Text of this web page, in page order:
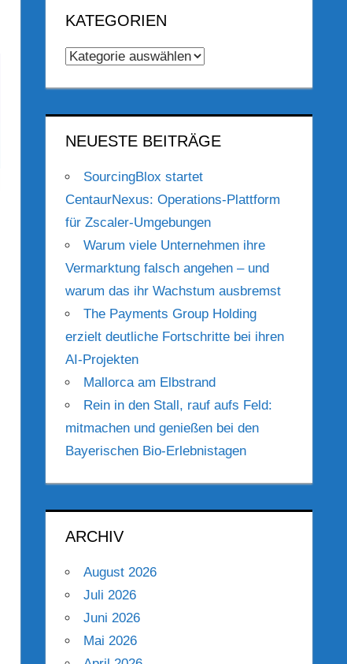
KATEGORIEN
Kategorien
NEUESTE BEITRÄGE
SourcingBlox startet
CentaurNexus: Operations-Plattform
für Zscaler-Umgebungen
Warum viele Unternehmen ihre
Vermarktung falsch angehen – und
warum das ihr Wachstum ausbremst
The Payments Group Holding
erzielt deutliche Fortschritte bei ihren
AI-Projekten
Mallorca am Elbstrand
Rein in den Stall, rauf aufs Feld:
mitmachen und genießen bei den
Bayerischen Bio-Erlebnistagen
ARCHIV
August 2026
Juli 2026
Juni 2026
Mai 2026